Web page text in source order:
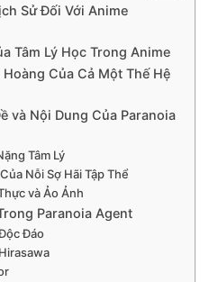
Sử Đối Với Anime
Tâm Lý Học Trong Anime
Của Cả Một Thế Hệ
và Nội Dung Của Paranoia
Tâm Lý
Nỗi Sợ Hãi Tập Thể
và Ảo Ảnh
Paranoia Agent
Đáo